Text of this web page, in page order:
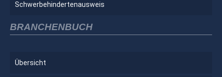
Schwerbehindertenausweis
BRANCHENBUCH
Übersicht